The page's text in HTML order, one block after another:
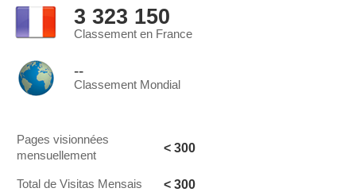
3 323 150
Classement en France
--
Classement Mondial
Pages visionnées
mensuellement
< 300
Total de Visitas Mensais < 300